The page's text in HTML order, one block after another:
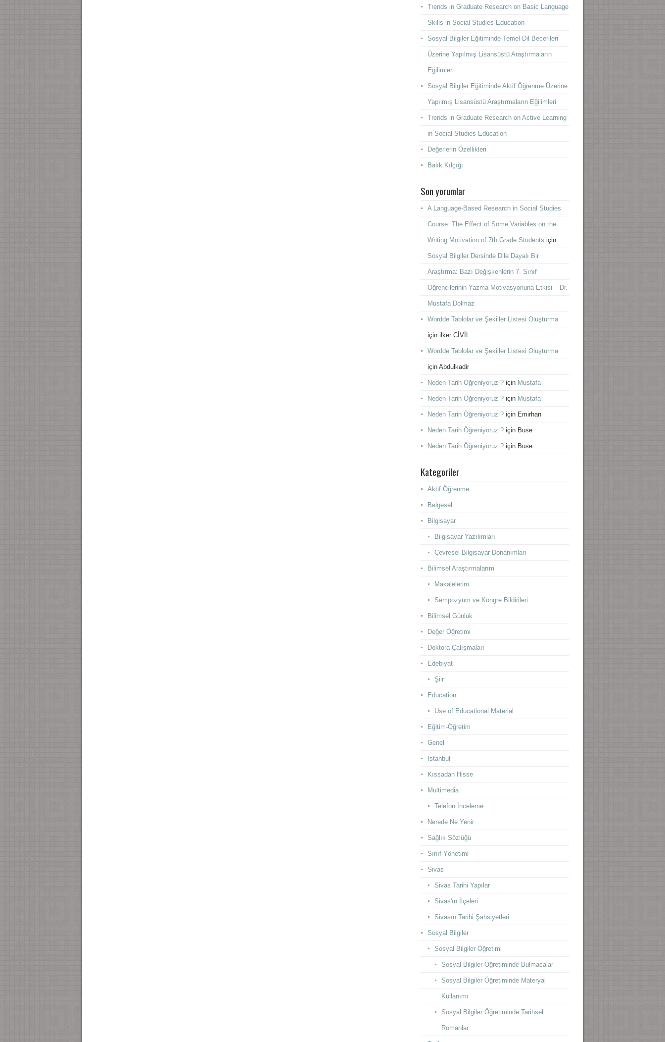
Trends in Graduate Research on Basic Language
Skills in Social Studies Education
Sosyal Bilgiler Eğitiminde Temel Dil Becerileri
Üzerine Yapılmış Lisansüstü Araştırmaların
Eğilimleri
Sosyal Bilgiler Eğitiminde Aktif Öğrenme Üzerine
Yapılmış Lisansüstü Araştırmaların Eğilimleri
Trends in Graduate Research on Active Learning
in Social Studies Education
Değerlerin Özellikleri
Balık Kılçığı
Son yorumlar
A Language-Based Research in Social Studies
Course: The Effect of Some Variables on the
Writing Motivation of 7th Grade Students için
Sosyal Bilgiler Dersinde Dile Dayalı Bir
Araştırma: Bazı Değişkenlerin 7. Sınıf
Öğrencilerinin Yazma Motivasyonuna Etkisi – Dr.
Mustafa Dolmaz
Wordde Tablolar ve Şekiller Listesi Oluşturma
için ilker CİVİL
Wordde Tablolar ve Şekiller Listesi Oluşturma
için Abdulkadir
Neden Tarih Öğreniyoruz ? için Mustafa
Neden Tarih Öğreniyoruz ? için Mustafa
Neden Tarih Öğreniyoruz ? için Emirhan
Neden Tarih Öğreniyoruz ? için Buse
Neden Tarih Öğreniyoruz ? için Buse
Kategoriler
Aktif Öğrenme
Belgesel
Bilgisayar
Bilgisayar Yazılımları
Çevresel Bilgisayar Donanımları
Bilimsel Araştırmalarım
Makalelerim
Sempozyum ve Kongre Bildirileri
Bilimsel Günlük
Değer Öğretimi
Doktora Çalışmaları
Edebiyat
Şiir
Education
Use of Educational Material
Eğitim-Öğretim
Genel
İstanbul
Kıssadan Hisse
Multimedia
Telefon İnceleme
Nerede Ne Yenir
Sağlık Sözlüğü
Sınıf Yönetimi
Sivas
Sivas Tarihi Yapılar
Sivas'ın İlçeleri
Sivasın Tarihi Şahsiyetleri
Sosyal Bilgiler
Sosyal Bilgiler Öğretimi
Sosyal Bilgiler Öğretiminde Bulmacalar
Sosyal Bilgiler Öğretiminde Materyal
Kullanımı
Sosyal Bilgiler Öğretiminde Tarihsel
Romanlar